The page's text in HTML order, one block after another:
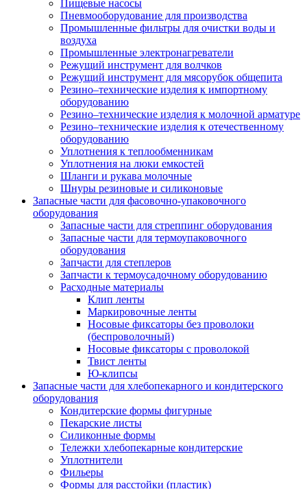
Пищевые насосы
Пневмооборудование для производства
Промышленные фильтры для очистки воды и
воздуха
Промышленные электронагреватели
Режущий инструмент для волчков
Режущий инструмент для мясорубок общепита
Резино–технические изделия к импортному
оборудованию
Резино–технические изделия к молочной арматуре
Резино–технические изделия к отечественному
оборудованию
Уплотнения к теплообменникам
Уплотнения на люки емкостей
Шланги и рукава молочные
Шнуры резиновые и силиконовые
Запасные части для фасовочно-упаковочного
оборудования
Запасные части для стреппинг оборудования
Запасные части для термоупаковочного
оборудования
Запчасти для степлеров
Запчасти к термоусадочному оборудованию
Расходные материалы
Клип ленты
Маркировочные ленты
Носовые фиксаторы без проволоки
(беспроволочный)
Носовые фиксаторы с проволокой
Твист ленты
Ю-клипсы
Запасные части для хлебопекарного и кондитерского
оборудования
Кондитерские формы фигурные
Пекарские листы
Силиконные формы
Тележки хлебопекарные кондитерские
Уплотнители
Фильеры
Формы для расстойки (пластик)